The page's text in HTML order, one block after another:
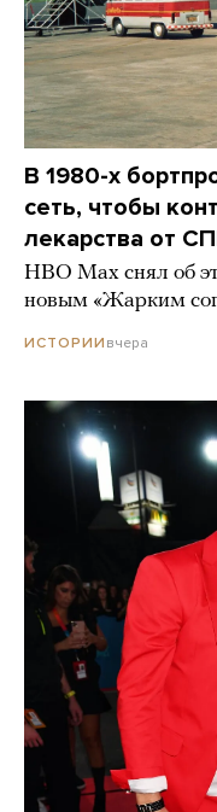
В 1980-х
сеть, чтобы
лекарства от
HBO Max снял об
новым «Жарким
ИСТОРИИ вчера